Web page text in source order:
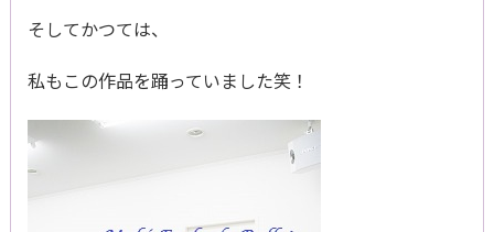
そしてかつては、
私もこの作品を踊っていました笑！